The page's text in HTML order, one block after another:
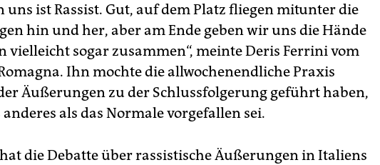
uns ist Rassist. Gut, auf dem Platz fliegen mitunter die
hin und her, aber am Ende geben wir uns die Hände
vielleicht sogar zusammen“, meinte Deris Ferrini vom
Ihn mochte die allwochenendliche Praxis
Äußerungen zu der Schlussfolgerung geführt haben,
als das Normale vorgefallen sei.
die Debatte über rassistische Äußerungen in Italiens